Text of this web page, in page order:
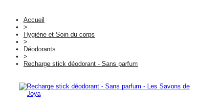
Accueil
>
Hygiène et Soin du corps
>
Déodorants
>
Recharge stick déodorant - Sans parfum